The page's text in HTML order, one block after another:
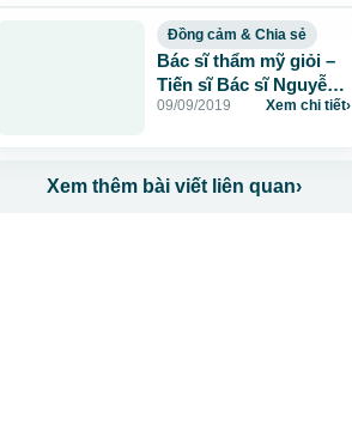
Đồng cảm & Chia sẻ
Bác sĩ thẩm mỹ giỏi –
Tiến sĩ Bác sĩ Nguyễn
Phan Tú Dung
09/09/2019 Xem chi tiết›
Xem thêm bài viết liên quan›